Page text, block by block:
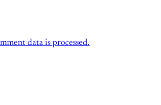
data is processed.